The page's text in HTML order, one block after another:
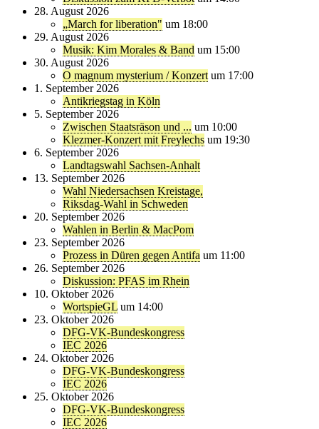
28. August 2026
„March for liberation" um 18:00
29. August 2026
Musik: Kim Morales & Band um 15:00
30. August 2026
O magnum mysterium / Konzert um 17:00
1. September 2026
Antikriegstag in Köln
5. September 2026
Zwischen Staatsräson und ... um 10:00
Klezmer-Konzert mit Freylechs um 19:30
6. September 2026
Landtagswahl Sachsen-Anhalt
13. September 2026
Wahl Niedersachsen Kreistage,
Riksdag-Wahl in Schweden
20. September 2026
Wahlen in Berlin & MacPom
23. September 2026
Prozess in Düren gegen Antifa um 11:00
26. September 2026
Diskussion: PFAS im Rhein
10. Oktober 2026
WortspieGL um 14:00
23. Oktober 2026
DFG-VK-Bundeskongress
IEC 2026
24. Oktober 2026
DFG-VK-Bundeskongress
IEC 2026
25. Oktober 2026
DFG-VK-Bundeskongress
IEC 2026